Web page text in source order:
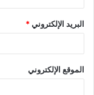
البريد الإلكتروني*
الموقع الإلكتروني